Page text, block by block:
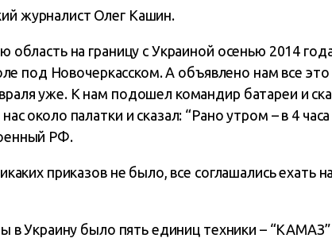
журналист Олег Кашин.
область на границу с Украиной осенью 2014
под Новочеркасском. А объявлено нам все это
уже. К нам подошел командир батареи и
около палатки и сказал: “Рано утром – в 4
РФ.
приказов не было, все соглашались ехать на
в Украину было пять единиц техники – “КАМАЗ”